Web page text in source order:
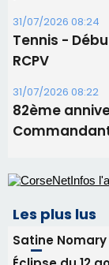
procession le
31/07/2026 08:24
RCPV
31/07/2026 08:22
Commandant
Les plus lus